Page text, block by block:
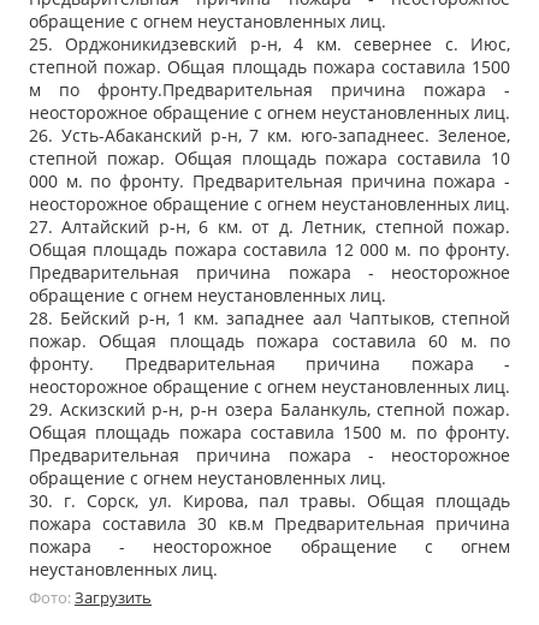
обращение с огнем неустановленных лиц.
25. Орджоникидзевский р-н, 4 км. севернее с. Июс,
степной пожар. Общая площадь пожара составила 1500
м по фронту.Предварительная причина пожара -
неосторожное обращение с огнем неустановленных лиц.
26. Усть-Абаканский р-н, 7 км. юго-западнеес. Зеленое,
степной пожар. Общая площадь пожара составила 10
000 м. по фронту. Предварительная причина пожара -
неосторожное обращение с огнем неустановленных лиц.
27. Алтайский р-н, 6 км. от д. Летник, степной пожар.
Общая площадь пожара составила 12 000 м. по фронту.
Предварительная причина пожара - неосторожное
обращение с огнем неустановленных лиц.
28. Бейский р-н, 1 км. западнее аал Чаптыков, степной
пожар. Общая площадь пожара составила 60 м. по
фронту. Предварительная причина пожара -
неосторожное обращение с огнем неустановленных лиц.
29. Аскизский р-н, р-н озера Баланкуль, степной пожар.
Общая площадь пожара составила 1500 м. по фронту.
Предварительная причина пожара - неосторожное
обращение с огнем неустановленных лиц.
30. г. Сорск, ул. Кирова, пал травы. Общая площадь
пожара составила 30 кв.м Предварительная причина
пожара - неосторожное обращение с огнем
неустановленных лиц.
Фото:Загрузить